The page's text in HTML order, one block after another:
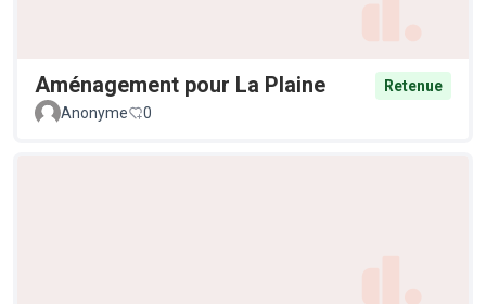
Aménagement pour La Plaine
Retenue
Anonyme
0